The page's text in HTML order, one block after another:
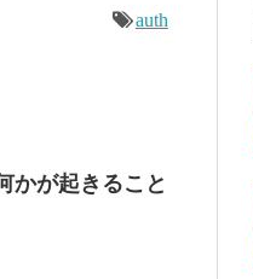
auth
かが起きること